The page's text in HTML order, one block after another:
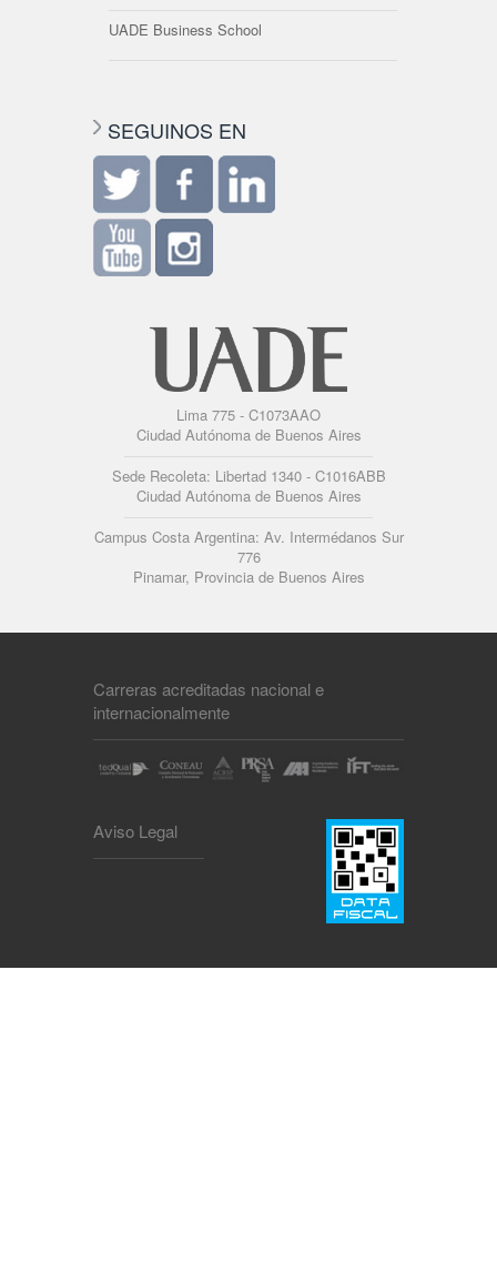
UADE Business School
SEGUINOS EN
Lima 775 - C1073AAO
Ciudad Autónoma de Buenos Aires
Sede Recoleta: Libertad 1340 - C1016ABB
Ciudad Autónoma de Buenos Aires
Campus Costa Argentina: Av. Intermédanos Sur
776
Pinamar, Provincia de Buenos Aires
Carreras acreditadas nacional e
internacionalmente
Aviso Legal